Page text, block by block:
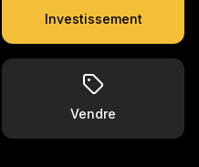
Investissement
Vendre